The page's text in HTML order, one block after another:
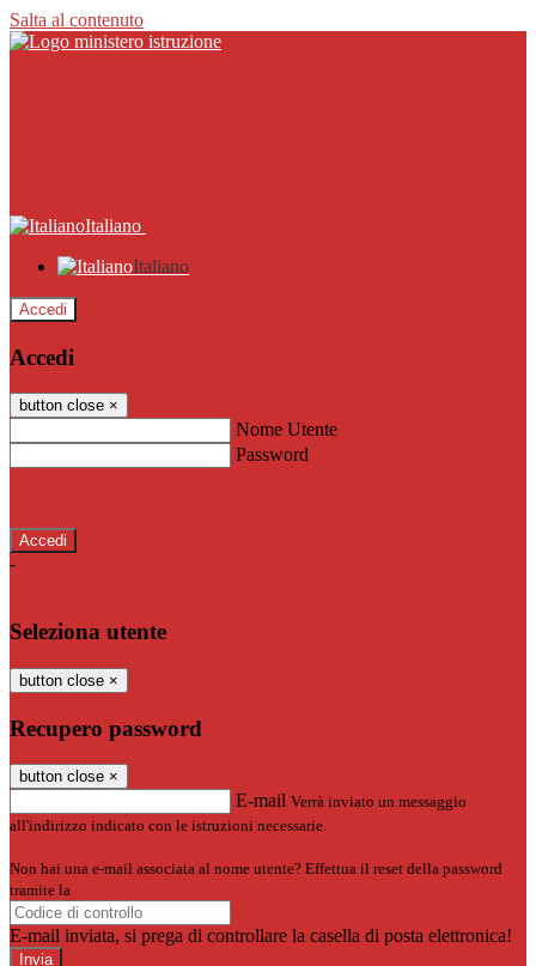
Salta al contenuto
Italiano
Italiano
Accedi
Accedi
button close ×
Nome Utente
Password
-
Seleziona utente
button close ×
Recupero password
button close ×
E-mail Verrà inviato un messaggio
all'indirizzo indicato con le istruzioni necessarie.
Non hai una e-mail associata al nome utente? Effettua il reset della password
tramite la
E-mail inviata, si prega di controllare la casella di posta elettronica!